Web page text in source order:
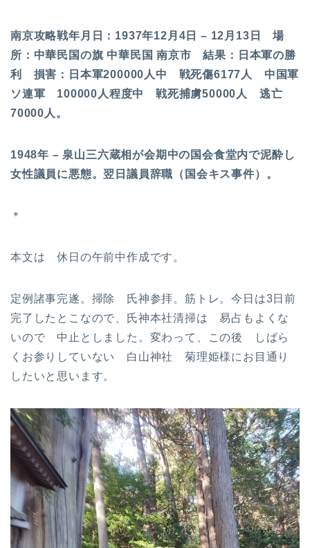
南京攻略戦年月日：1937年12月4日 – 12月13日 場
所：中華民国の旗 中華民国 南京市 結果：日本軍の勝
利 損害：日本軍200000人中 戦死傷6177人 中国軍
ソ連軍 100000人程度中 戦死捕虜50000人 逃亡
70000人。
1948年 – 泉山三六蔵相が会期中の国会食堂内で泥酔し
女性議員に悪態。翌日議員辞職（国会キス事件）。
＊
本文は 休日の午前中作成です。
定例諸事完遂。掃除 氏神参拝。筋トレ。今日は3日前
完了したとこなので、氏神本社清掃は 易占もよくな
いので 中止としました。変わって、この後 しばら
くお参りしていない 白山神社 菊理姫様にお目通り
したいと思います。